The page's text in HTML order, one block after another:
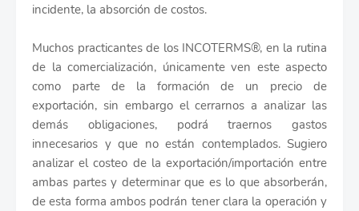
incidente, la absorción de costos.
Muchos practicantes de los INCOTERMS®, en la rutina
de la comercialización, únicamente ven este aspecto
como parte de la formación de un precio de
exportación, sin embargo el cerrarnos a analizar las
demás obligaciones, podrá traernos gastos
innecesarios y que no están contemplados. Sugiero
analizar el costeo de la exportación/importación entre
ambas partes y determinar que es lo que absorberán,
de esta forma ambos podrán tener clara la operación y